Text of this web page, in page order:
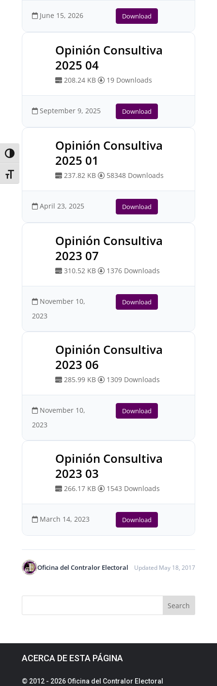
Toggle High Contrast
Toggle Font size
June 15, 2026 Download
Opinión Consultiva
2025 04
208.24 KB 19 Downloads
September 9, 2025 Download
Opinión Consultiva
2025 01
237.82 KB 58348 Downloads
April 23, 2025 Download
Opinión Consultiva
2023 07
310.52 KB 1376 Downloads
November 10,
2023
Download
Opinión Consultiva
2023 06
285.99 KB 1309 Downloads
November 10,
2023
Download
Opinión Consultiva
2023 03
266.17 KB 1543 Downloads
March 14, 2023 Download
Oficina del Contralor Electoral Updated May 18, 2017
ACERCA DE ESTA PÁGINA
© 2012 - 2026 Oficina del Contralor Electoral